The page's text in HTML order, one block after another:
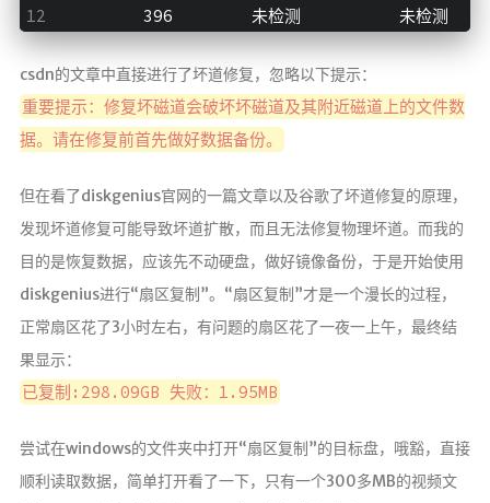
396        未检测          未检测
csdn的文章中直接进行了坏道修复，忽略以下提示：
重要提示：修复坏磁道会破坏坏磁道及其附近磁道上的文件数
据。请在修复前首先做好数据备份。
但在看了diskgenius官网的一篇文章以及谷歌了坏道修复的原理，
发现坏道修复可能导致坏道扩散，而且无法修复物理坏道。而我的
目的是恢复数据，应该先不动硬盘，做好镜像备份，于是开始使用
diskgenius进行“扇区复制”。“扇区复制”才是一个漫长的过程，
正常扇区花了3小时左右，有问题的扇区花了一夜一上午，最终结
果显示：
已复制:298.09GB 失败：1.95MB
尝试在windows的文件夹中打开“扇区复制”的目标盘，哦豁，直接
顺利读取数据，简单打开看了一下，只有一个300多MB的视频文